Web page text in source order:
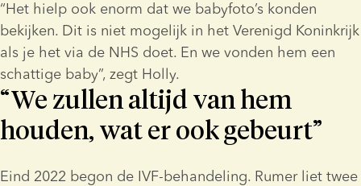
“Het hielp ook enorm dat we babyfoto’s konden
bekijken. Dit is niet mogelijk in het Verenigd Koninkrijk
als je het via de NHS doet. En we vonden hem een
schattige baby”, zegt Holly.
“We zullen altijd van hem
houden, wat er ook gebeurt”
Eind 2022 begon de IVF-behandeling. Rumer liet twee